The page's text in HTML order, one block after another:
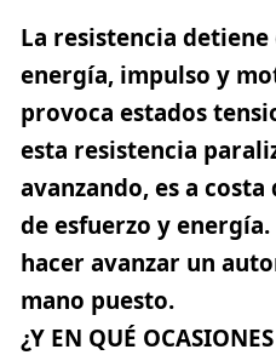
La resistencia
energía, impulso y
provoca estados
esta resistencia
avanzando, es a
de esfuerzo y
hacer avanzar un
mano puesto.
¿Y EN QUÉ